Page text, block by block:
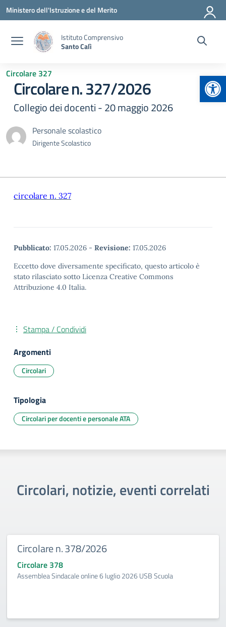
Vai ai contenuti
Vai al menu di navigazione
Vai al footer
Ministero dell'Istruzione e del Merito
Istituto Comprensivo
Santo Calì
Circolare 327
Circolare n. 327/2026
Collegio dei docenti - 20 maggio 2026
Personale scolastico
Dirigente Scolastico
circolare n. 327
Pubblicato: 17.05.2026 - Revisione: 17.05.2026
Eccetto dove diversamente specificato, questo articolo è
stato rilasciato sotto Licenza Creative Commons
Attribuzione 4.0 Italia.
Stampa / Condividi
Argomenti
Circolari
Tipologia
Circolari per docenti e personale ATA
Circolari, notizie, eventi correlati
Circolare n. 378/2026
Circolare 378
Assemblea Sindacale online 6 luglio 2026 USB Scuola